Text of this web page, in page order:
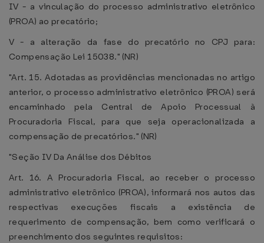
IV - a vinculação do processo administrativo eletrônico
(PROA) ao precatório;
V - a alteração da fase do precatório no CPJ para:
Compensação Lei 15038." (NR)
"Art. 15. Adotadas as providências mencionadas no artigo
anterior, o processo administrativo eletrônico (PROA) será
encaminhado pela Central de Apoio Processual à
Procuradoria Fiscal, para que seja operacionalizada a
compensação de precatórios." (NR)
"Seção IV Da Análise dos Débitos
Art. 16. A Procuradoria Fiscal, ao receber o processo
administrativo eletrônico (PROA), informará nos autos das
respectivas execuções fiscais a existência de
requerimento de compensação, bem como verificará o
preenchimento dos seguintes requisitos: